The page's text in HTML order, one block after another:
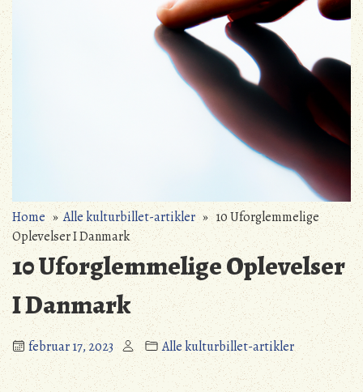
Home»Alle kulturbillet-artikler» 10 Uforglemmelige
Oplevelser I Danmark
10 Uforglemmelige Oplevelser
I Danmark
februar 17, 2023 Alle kulturbillet-artikler